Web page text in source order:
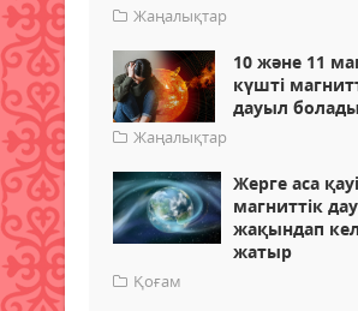
Жаңалықтар
10 және 11
күшті
дауыл болады
Жаңалықтар
Жерге аса
магниттік
жақындап
жатыр
Қоғам